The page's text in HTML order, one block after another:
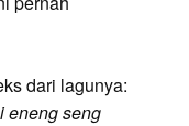
dari lagunya:
eneng seng